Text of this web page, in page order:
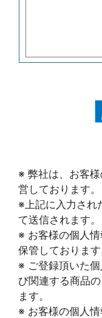
※ 弊社は、お客
営しております。
※上記に入力され
て送信されます。
※ お客様の個人
保管しております
※ ご登録頂いた
び関連する商品
ます。
※ お客様の個人